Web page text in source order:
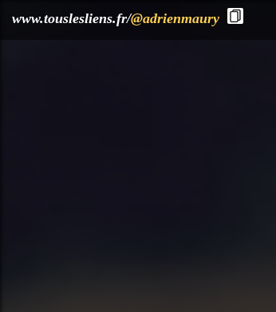
www.touslesliens.fr/@adrienmaury